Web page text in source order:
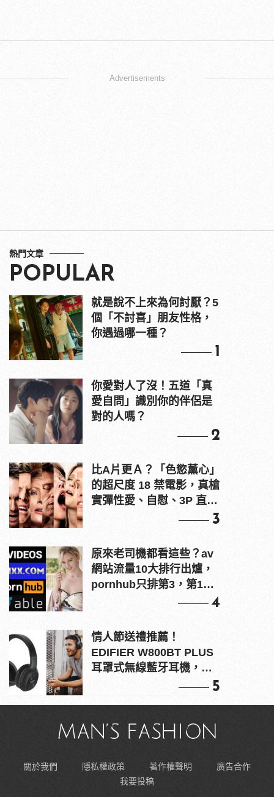
Advertisements
熱門文章
POPULAR
就是說不上來為何討厭？5
個「不討喜」朋友性格，
你遇過哪一種？
1
你愛對人了沒！五道「真
愛自問」識別你的伴侶是
對的人嗎？
2
比A片更Ａ？「色慾薰心」
的超尺度 18 禁電影，真槍
實彈性愛、自慰、3P 直接
3
原來老司機都看這些？av
網站流量10大排行出爐，
pornhub只排第3，第1名
4
情人節送禮推薦！
EDIFIER W800BT PLUS
耳罩式無線藍牙耳機，在
5
關於我們 隱私權政策 著作權聲明
廣告合作
我要投稿